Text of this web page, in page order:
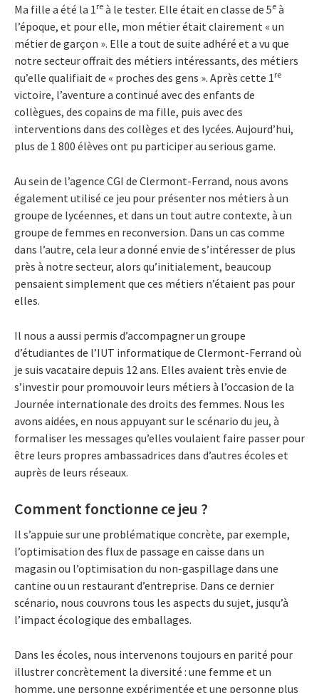
Ma fille a été la 1re à le tester. Elle était en classe de 5e à
l’époque, et pour elle, mon métier était clairement « un
métier de garçon ». Elle a tout de suite adhéré et a vu que
notre secteur offrait des métiers intéressants, des métiers
qu’elle qualifiait de « proches des gens ». Après cette 1re
victoire, l’aventure a continué avec des enfants de
collègues, des copains de ma fille, puis avec des
interventions dans des collèges et des lycées. Aujourd’hui,
plus de 1 800 élèves ont pu participer au serious game.
Au sein de l’agence CGI de Clermont-Ferrand, nous avons
également utilisé ce jeu pour présenter nos métiers à un
groupe de lycéennes, et dans un tout autre contexte, à un
groupe de femmes en reconversion. Dans un cas comme
dans l’autre, cela leur a donné envie de s’intéresser de plus
près à notre secteur, alors qu’initialement, beaucoup
pensaient simplement que ces métiers n’étaient pas pour
elles.
Il nous a aussi permis d’accompagner un groupe
d’étudiantes de l’IUT informatique de Clermont-Ferrand où
je suis vacataire depuis 12 ans. Elles avaient très envie de
s’investir pour promouvoir leurs métiers à l’occasion de la
Journée internationale des droits des femmes. Nous les
avons aidées, en nous appuyant sur le scénario du jeu, à
formaliser les messages qu’elles voulaient faire passer pour
être leurs propres ambassadrices dans d’autres écoles et
auprès de leurs réseaux.
Comment fonctionne ce jeu ?
Il s’appuie sur une problématique concrète, par exemple,
l’optimisation des flux de passage en caisse dans un
magasin ou l’optimisation du non-gaspillage dans une
cantine ou un restaurant d’entreprise. Dans ce dernier
scénario, nous couvrons tous les aspects du sujet, jusqu’à
l’impact écologique des emballages.
Dans les écoles, nous intervenons toujours en parité pour
illustrer concrètement la diversité : une femme et un
homme, une personne expérimentée et une personne plus